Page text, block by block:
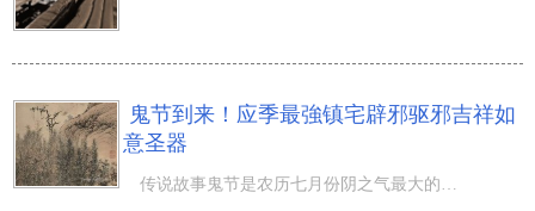
鬼节到来！应季最強镇宅辟邪驱邪吉祥如
意圣器